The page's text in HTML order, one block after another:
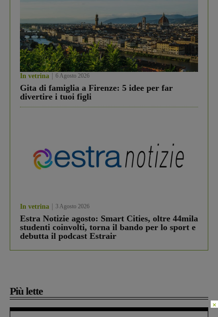
In vetrina 6 Agosto 2026
Gita di famiglia a Firenze: 5 idee per far
divertire i tuoi figli
In vetrina 3 Agosto 2026
Estra Notizie agosto: Smart Cities, oltre 44mila
studenti coinvolti, torna il bando per lo sport e
debutta il podcast Estrair
Più lette
×